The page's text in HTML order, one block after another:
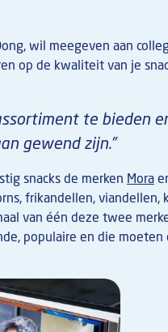
wil meegeven aan
op de kwaliteit van je
te bieden
gewend zijn.”
snacks de merken Mora
frikandellen, viandellen,
van één deze twee
populaire en die moeten